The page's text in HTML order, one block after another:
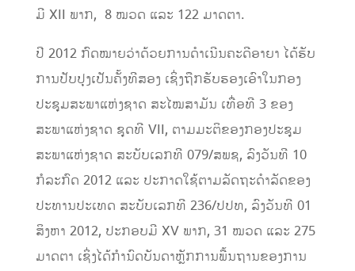
ມີ XII ພາກ, 8 ໝວດ ແລະ 122 ມາດຕາ.
ປີ 2012 ກົດໝາຍວ່າດ້ວຍການດໍາເນີນຄະດີອາຍາ ໄດ້ຮັບ
ການປັບປຸງເປັນຄັ້ງທີສອງ ເຊິ່ງຖືກຮັບຮອງເອົາໃນກອງ
ປະຊຸມສະພາແຫ່ງຊາດ ສະໄໝສາມັນ ເທື່ອທີ 3 ຂອງ
ສະພາແຫ່ງຊາດ ຊຸດທີ VII, ຕາມມະຕິຂອງກອງປະຊຸມ
ສະພາແຫ່ງຊາດ ສະບັບເລກທີ 079/ສພຊ, ລົງວັນທີ 10
ກໍລະກົດ 2012 ແລະ ປະກາດໃຊ້ຕາມລັດຖະດໍາລັດຂອງ
ປະທານປະເທດ ສະບັບເລກທີ 236/ປປທ, ລົງວັນທີ 01
ສິງຫາ 2012, ປະກອບມີ XV ພາກ, 31 ໝວດ ແລະ 275
ມາດຕາ ເຊິ່ງໄດ້ກໍານົດບັນດາຫຼັກການພື້ນຖານຂອງການ